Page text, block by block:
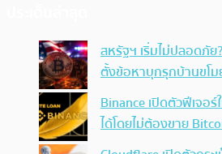
สหรัฐฯ เริ่มไม่ปลอดภั
ตั้งข้อหาบุกรุกบ้านขโ
Binance เปิดตัวฟีเจอ
ได้โดยไม่ต้องขาย